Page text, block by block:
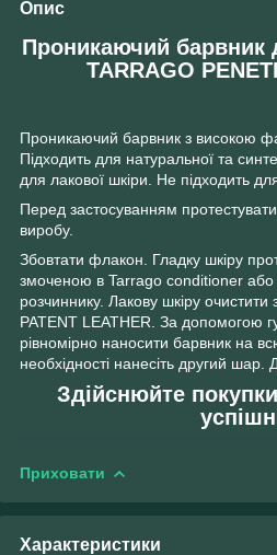
Опис
Проникаючий барвник
TARRAGO
Проникаючий барвник з високою
Підходить для натуральної та
для лакової шкіри. Не підходить
Перед застосуванням
виробу.
Збовтати флакон. Гладку шкіру
змоченою в Tarrago conditioner або
розчиннику. Лакову шкіру
PATENT LEATHER. За допомогою
рівномірно наносити барвник на
необхідності нанесіть другий шар.
Здійснюйте
Приховати
Характеристики